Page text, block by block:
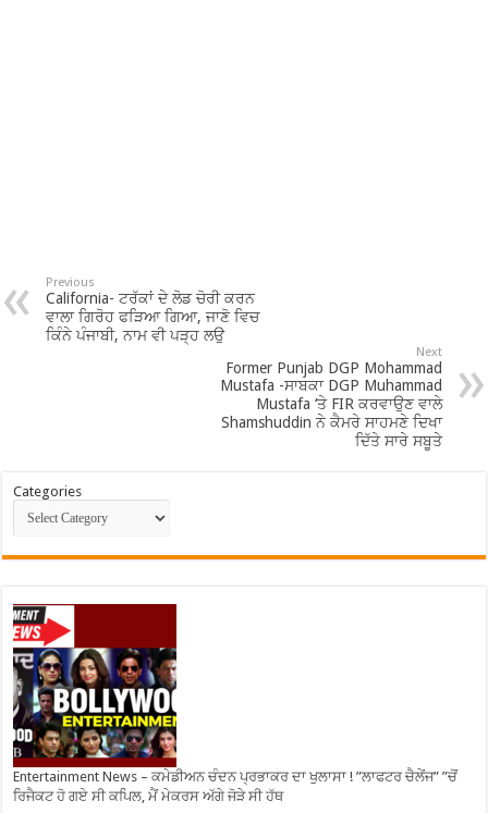
Previous
California- ਟਰੱਕਾਂ ਦੇ ਲੋਡ ਚੋਰੀ ਕਰਨ
ਵਾਲਾ ਗਿਰੋਹ ਫੜਿਆ ਗਿਆ, ਜਾਣੋ ਵਿਚ
ਕਿੰਨੇ ਪੰਜਾਬੀ, ਨਾਮ ਵੀ ਪੜ੍ਹ ਲਉ
Next
Former Punjab DGP Mohammad
Mustafa -ਸਾਬਕਾ DGP Muhammad
Mustafa ‘ਤੇ FIR ਕਰਵਾਉਣ ਵਾਲੇ
Shamshuddin ਨੇ ਕੈਮਰੇ ਸਾਹਮਣੇ ਦਿਖਾ
ਦਿੱਤੇ ਸਾਰੇ ਸਬੂਤੇ
Categories
Entertainment News – ਕਮੇਡੀਅਨ ਚੰਦਨ ਪ੍ਰਭਾਕਰ ਦਾ ਖੁਲਾਸਾ ! ”ਲਾਫਟਰ ਚੈਲੇਂਜ” ”ਚੋਂ
ਰਿਜੈਕਟ ਹੋ ਗਏ ਸੀ ਕਪਿਲ, ਮੈਂ ਮੇਕਰਸ ਅੱਗੇ ਜੋੜੇ ਸੀ ਹੱਥ